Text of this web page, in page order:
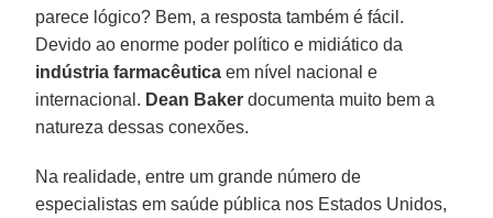
parece lógico? Bem, a resposta também é fácil.
Devido ao enorme poder político e midiático da
indústria farmacêutica em nível nacional e
internacional. Dean Baker documenta muito bem a
natureza dessas conexões.
Na realidade, entre um grande número de
especialistas em saúde pública nos Estados Unidos,